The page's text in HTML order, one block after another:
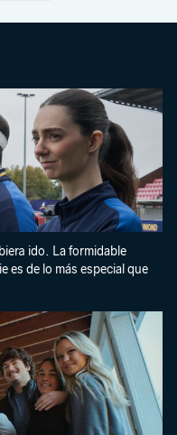
ido. La formidable
es de lo más especial que